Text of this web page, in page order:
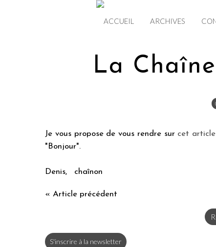
ACCUEIL ARCHIVES
La
Je vous propose de vous rendre sur cet article
"Bonjour".
Denis, chaînon
« Article précédent
S'inscrire à la newsletter